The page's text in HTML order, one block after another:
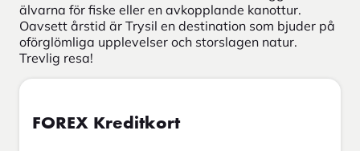
älvarna för fiske eller en avkopplande kanottur.
Oavsett årstid är Trysil en destination som bjuder på
oförglömliga upplevelser och storslagen natur.
Trevlig resa!
FOREX Kreditkort